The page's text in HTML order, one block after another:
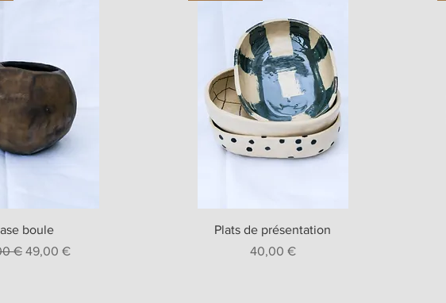
rapide
boule
€ Prix promotionnel
49,00 €
Aperçu rapide
Plats de présentation
Prix
40,00 €